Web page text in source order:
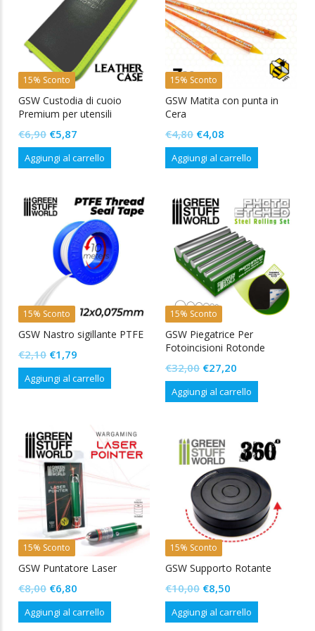
15% Sconto
GSW Custodia di cuoio
Premium per utensili
€6,90 Il
prezzo
originale
€6,90.
€5,87
prezzo
attuale
€5,87.
Aggiungi al carrello
15% Sconto
GSW Matita con punta in
Cera
€4,80 Il
prezzo
originale
€4,80.
€4,08
prezzo
attuale
€4,08.
Aggiungi al carrello
15% Sconto
GSW Nastro sigillante PTFE
€2,10 Il
prezzo
originale
€1,79
prezzo
attuale
Aggiungi al carrello
15% Sconto
GSW Piegatrice Per
Fotoincisioni Rotonde
€32,00 Il
prezzo
originale
€27,20
prezzo
attuale
Aggiungi al carrello
15% Sconto
GSW Puntatore Laser
€8,00 Il
prezzo
originale
€6,80
prezzo
attuale
Aggiungi al carrello
15% Sconto
GSW Supporto Rotante
€10,00 Il
prezzo
originale
€8,50
prezzo
attuale
Aggiungi al carrello